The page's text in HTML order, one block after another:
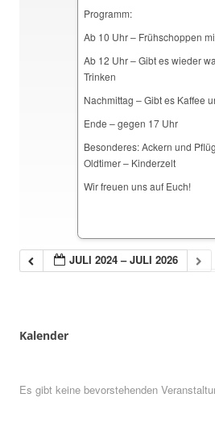
Programm:
Ab 10 Uhr – Frühschoppen
Ab 12 Uhr – Gibt es wieder
Trinken
Nachmittag – Gibt es Kaffee
Ende – gegen 17 Uhr
Besonderes: Ackern und
Oldtimer – Kinderzelt
Wir freuen uns auf Euch!
JULI 2024 – JULI 2026
Kalender
Es gibt keine bevorstehenden